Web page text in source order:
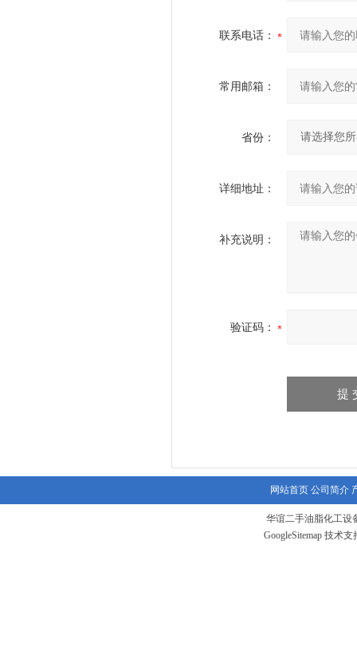
联系电话：
常用邮箱：
省份：
详细地址：
补充说明：
验证码：
网站首页 公司简介
华谊二手油脂化工设
GoogleSitemap 技术支